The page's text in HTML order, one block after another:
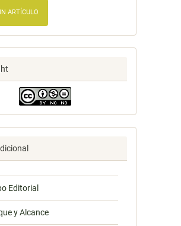
ARTÍCULO
Editorial
y Alcance